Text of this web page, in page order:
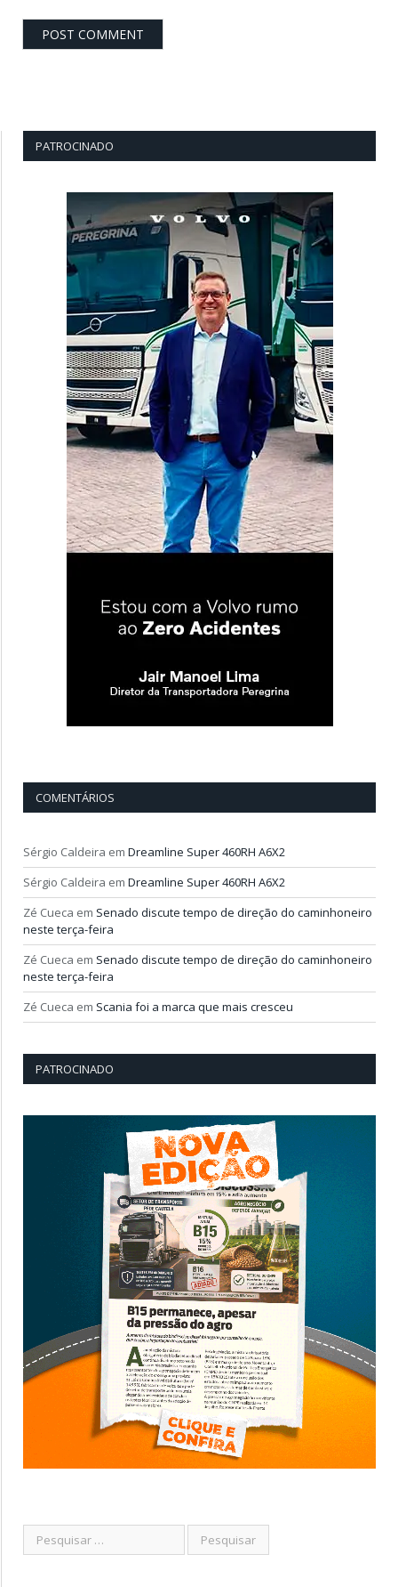
PATROCINADO
COMENTÁRIOS
Sérgio Caldeira em Dreamline Super 460RH A6X2
Sérgio Caldeira em Dreamline Super 460RH A6X2
Zé Cueca em Senado discute tempo de direção do caminhoneiro
neste terça-feira
Zé Cueca em Senado discute tempo de direção do caminhoneiro
neste terça-feira
Zé Cueca em Scania foi a marca que mais cresceu
PATROCINADO